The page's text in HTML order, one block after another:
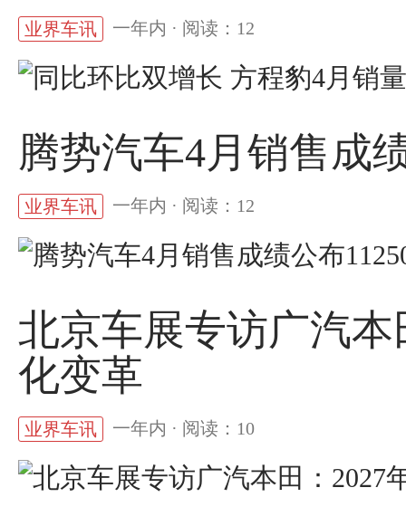
业界车讯 一年内 · 阅读：12
腾势汽车4月销售成
业界车讯 一年内 · 阅读：12
北京车展专访广汽
化变革
业界车讯 一年内 · 阅读：10